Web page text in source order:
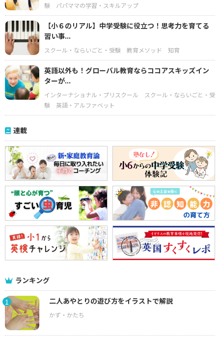
験
パパママの学習・スキルアップ
【小６のリアル】中学受験に役立つ！思考力を育てる
習い事...
スクール・ならいごと・受験 教育メソッド 知育
英語以外も！グローバル教育ならココアスキッズイン
ターが...
インターナショナル・プリスクール
スクール・ならいごと・受
験
英語・アルファベット
連載
ランキング
1 二人あやとりの遊び方をイラストで解説